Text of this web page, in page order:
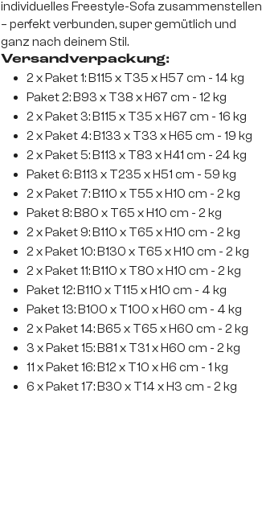
individuelles Freestyle-Sofa zusammenstellen
– perfekt verbunden, super gemütlich und
ganz nach deinem Stil.
Versandverpackung:
2 x Paket 1: B115 x T35 x H57 cm - 14 kg
Paket 2: B93 x T38 x H67 cm - 12 kg
2 x Paket 3: B115 x T35 x H67 cm - 16 kg
2 x Paket 4: B133 x T33 x H65 cm - 19 kg
2 x Paket 5: B113 x T83 x H41 cm - 24 kg
Paket 6: B113 x T235 x H51 cm - 59 kg
2 x Paket 7: B110 x T55 x H10 cm - 2 kg
Paket 8: B80 x T65 x H10 cm - 2 kg
2 x Paket 9: B110 x T65 x H10 cm - 2 kg
2 x Paket 10: B130 x T65 x H10 cm - 2 kg
2 x Paket 11: B110 x T80 x H10 cm - 2 kg
Paket 12: B110 x T115 x H10 cm - 4 kg
Paket 13: B100 x T100 x H60 cm - 4 kg
2 x Paket 14: B65 x T65 x H60 cm - 2 kg
3 x Paket 15: B81 x T31 x H60 cm - 2 kg
11 x Paket 16: B12 x T10 x H6 cm - 1 kg
6 x Paket 17: B30 x T14 x H3 cm - 2 kg